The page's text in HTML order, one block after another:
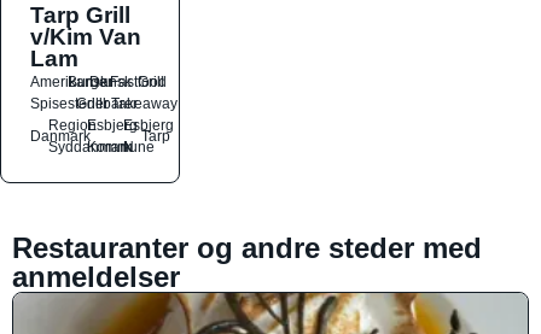
Tarp Grill
v/Kim Van
Lam
Amerikansk
BurgerDanskFastfood
Grill
SpisestederGrillbarerTakeaway
Danmark
Region
Syddanmark
Esbjerg
Kommune
Esbjerg
N
Tarp
Restauranter og andre steder med
anmeldelser